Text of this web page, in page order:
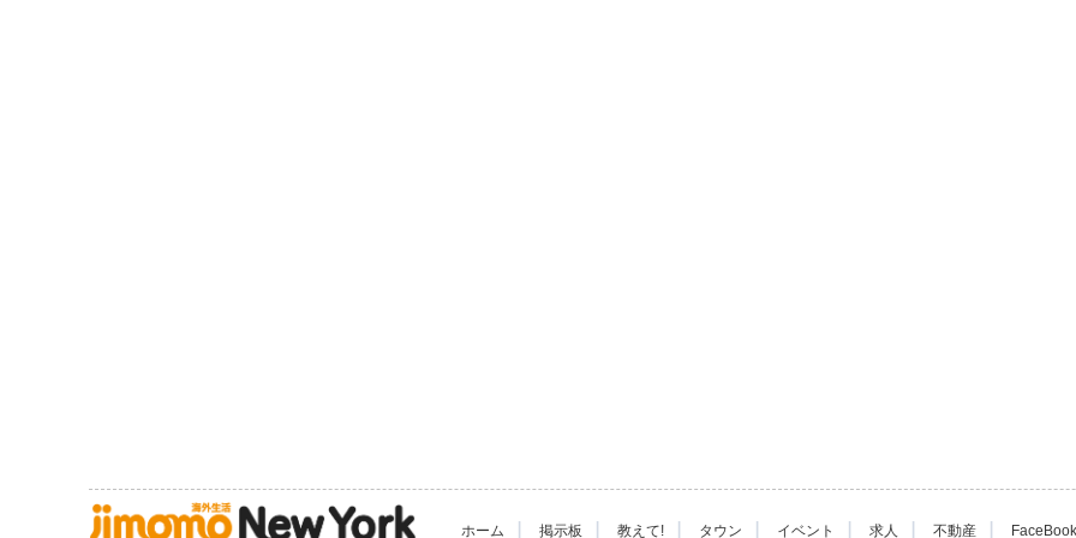
ホーム | 掲示板 | 教えて! | タウン | イベント | 求人 | 不動産 |